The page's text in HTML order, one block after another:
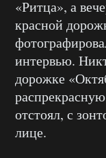
«Ритца», а
красной
интервью.
дорожке
отстоял, с
лице.